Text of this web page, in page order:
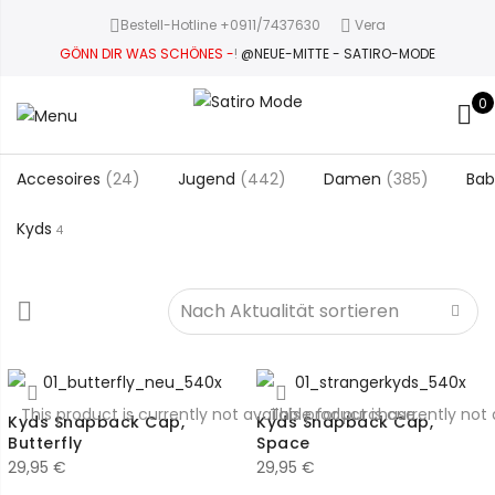
Bestell-Hotline +0911/7437630
Vera
GÖNN DIR WAS SCHÖNES -! @NEUE-MITTE - SATIRO-MODE
0
Accesoires (24) Jugend (442) Damen (385)
Kyds 4
This product is currently not available for purchase.
Kyds Snapback Cap,
Butterfly
29,95 €
This product is currently not
Kyds Snapback Cap,
Space
29,95 €